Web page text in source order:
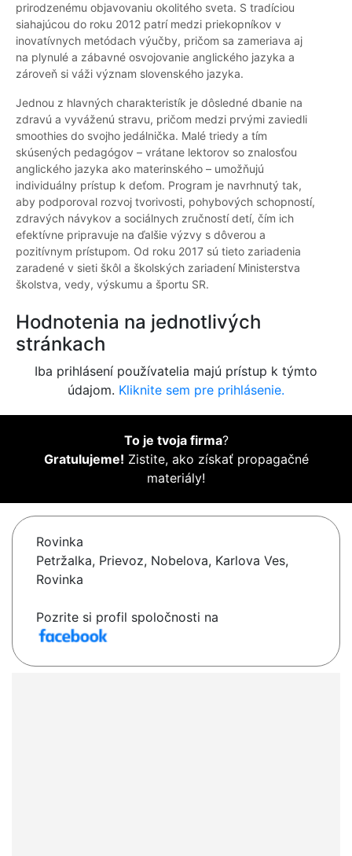
prirodzenému objavovaniu okolitého sveta. S tradíciou
siahajúcou do roku 2012 patrí medzi priekopníkov v
inovatívnych metódach výučby, pričom sa zameriava aj
na plynulé a zábavné osvojovanie anglického jazyka a
zároveň si váži význam slovenského jazyka.
Jednou z hlavných charakteristík je dôsledné dbanie na
zdravú a vyváženú stravu, pričom medzi prvými zaviedli
smoothies do svojho jedálnička. Malé triedy a tím
skúsených pedagógov – vrátane lektorov so znalosťou
anglického jazyka ako materinského – umožňujú
individuálny prístup k deťom. Program je navrhnutý tak,
aby podporoval rozvoj tvorivosti, pohybových schopností,
zdravých návykov a sociálnych zručností detí, čím ich
efektívne pripravuje na ďalšie výzvy s dôverou a
pozitívnym prístupom. Od roku 2017 sú tieto zariadenia
zaradené v sieti škôl a školských zariadení Ministerstva
školstva, vedy, výskumu a športu SR.
Hodnotenia na jednotlivých
stránkach
Iba prihlásení používatelia majú prístup k týmto
údajom. Kliknite sem pre prihlásenie.
To je tvoja firma?
Gratulujeme! Zistite, ako získať propagačné
materiály!
Rovinka
Petržalka, Prievoz, Nobelova, Karlova Ves,
Rovinka
Pozrite si profil spoločnosti na